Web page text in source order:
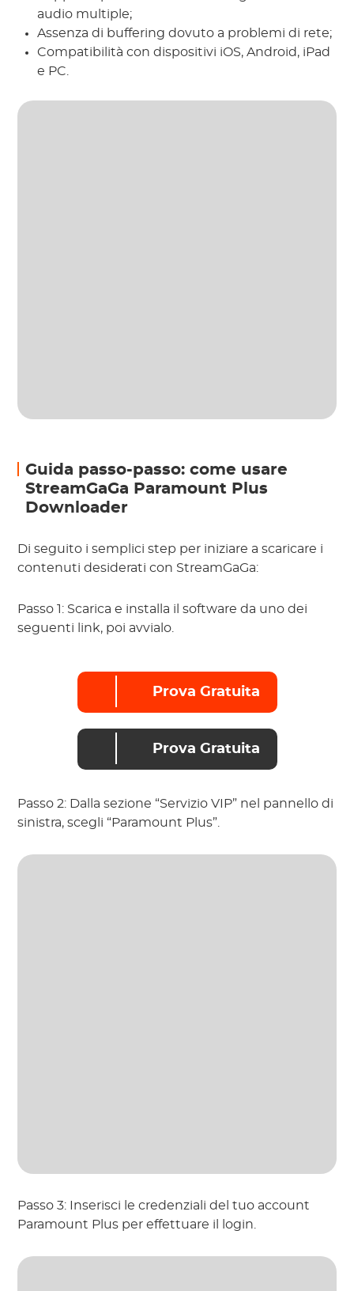
audio multiple;
Assenza di buffering dovuto a problemi di rete;
Compatibilità con dispositivi iOS, Android, iPad
e PC.
Guida passo-passo: come usare
StreamGaGa Paramount Plus
Downloader
Di seguito i semplici step per iniziare a scaricare i
contenuti desiderati con StreamGaGa:
Passo 1: Scarica e installa il software da uno dei
seguenti link, poi avvialo.
Prova Gratuita
Prova Gratuita
Passo 2: Dalla sezione “Servizio VIP” nel pannello di
sinistra, scegli “Paramount Plus”.
Passo 3: Inserisci le credenziali del tuo account
Paramount Plus per effettuare il login.